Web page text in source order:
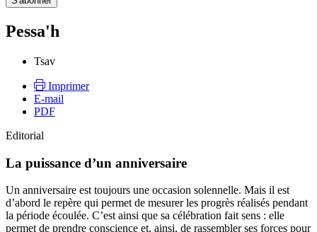
Pessa'h
Tsav
Imprimer
E-mail
PDF
Editorial
La puissance d’un anniversaire
Un anniversaire est toujours une occasion solennelle. Mais il est
d’abord le repère qui permet de mesurer les progrès réalisés pendant
la période écoulée. C’est ainsi que sa célébration fait sens : elle
permet de prendre conscience et, ainsi, de rassembler ses forces pour